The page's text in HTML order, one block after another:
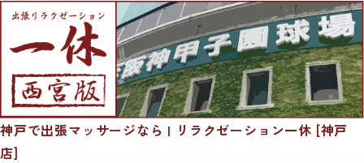
神戸で出張マッサージなら | リラクゼーション一休 [神戸
店]